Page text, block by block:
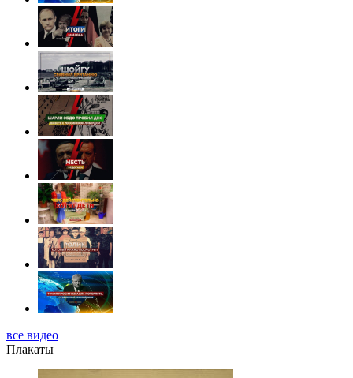
все видео
Плакаты